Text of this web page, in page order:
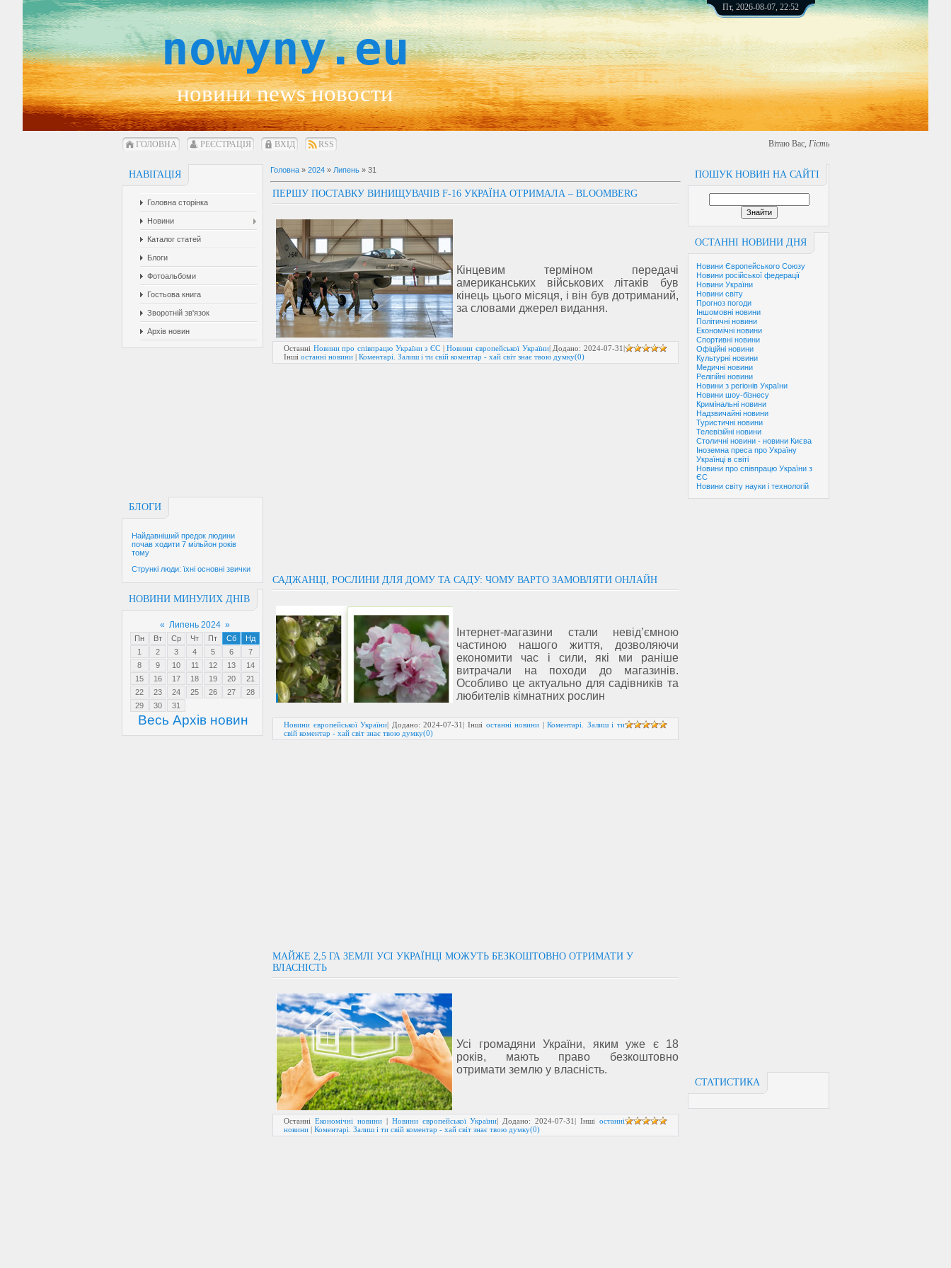
nowyny.eu
новини news новости
Пт, 2026-08-07, 22:52
ГОЛОВНА РЕЄСТРАЦІЯ ВХІД RSS Вітаю Вас, Гість
НАВІГАЦІЯ
Головна сторінка
Новини
Каталог статей
Блоги
Фотоальбоми
Гостьова книга
Зворотній зв'язок
Архів новин
БЛОГИ
Найдавніший предок людини
почав ходити 7 мільйон років
тому
Стрункі люди: їхні основні звички
НОВИНИ МИНУЛИХ ДНІВ
« Липень 2024 »
Пн Вт Ср Чт Пт Сб
Нд
1
2 3 4 5 6
7
8
9 10 11 12 13
14
15
16 17 18 19 20
21
22
23 24 25 26 27
28
29
30 31
Весь Архів новин
ПОШУК НОВИН НА САЙТІ
ОСТАННІ НОВИНИ ДНЯ
Новини Європейського Союзу
Новини російської федерації
Новини України
Новини світу
Прогноз погоди
Іншомовні новини
Політичні новини
Економічні новини
Спортивні новини
Офіційні новини
Культурні новини
Медичні новини
Релігійні новини
Новини з регіонів України
Новини шоу-бізнесу
Кримінальні новини
Надзвичайні новини
Туристичні новини
Телевізійні новини
Столичні новини - новини Києва
Іноземна преса про Україну
Українці в світі
Новини про співпрацю України з
ЄС
Новини світу науки і технологій
СТАТИСТИКА
Головна » 2024 » Липень » 31
ПЕРШУ ПОСТАВКУ ВИНИЩУВАЧІВ F-16 УКРАЇНА ОТРИМАЛА – BLOOMBERG
Кінцевим терміном передачі
американських військових літаків був
кінець цього місяця, і він був дотриманий,
за словами джерел видання.
Останні Новини про співпрацю України з ЄС |Новини європейської України| Додано:2024-07-31|
Інші останні новини | Коментарі. Залиш і ти свій коментар - хай світ знає твою думку(0)
САДЖАНЦІ, РОСЛИНИ ДЛЯ ДОМУ ТА САДУ: ЧОМУ ВАРТО ЗАМОВЛЯТИ ОНЛАЙН
Інтернет-магазини стали невід’ємною
частиною нашого життя, дозволяючи
економити час і сили, які ми раніше
витрачали на походи до магазинів.
Особливо це актуально для садівників та
любителів кімнатних рослин
Новини європейської України| Додано:2024-07-31| Інші останні новини |Коментарі. Залиш і ти
свій коментар - хай світ знає твою думку(0)
МАЙЖЕ 2,5 ГА ЗЕМЛІ УСІ УКРАЇНЦІ МОЖУТЬ БЕЗКОШТОВНО ОТРИМАТИ У
ВЛАСНІСТЬ
Усі громадяни України, яким уже є 18
років, мають право безкоштовно
отримати землю у власність.
Останні Економічні новини| Новини європейської України| Додано:2024-07-31| Іншіостанні
новини | Коментарі. Залиш і ти свій коментар - хай світ знає твою думку(0)